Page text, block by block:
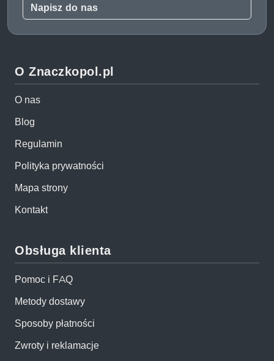
Napisz do nas
O Znaczkopol.pl
O nas
Blog
Regulamin
Polityka prywatności
Mapa strony
Kontakt
Obsługa klienta
Pomoc i FAQ
Metody dostawy
Sposoby płatności
Zwroty i reklamacje